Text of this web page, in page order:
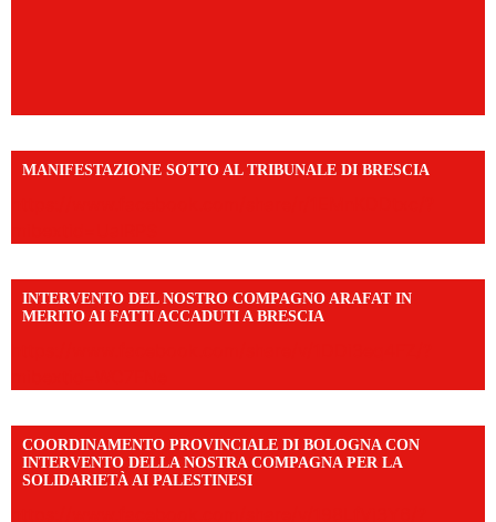
MANIFESTAZIONE SOTTO AL TRIBUNALE DI BRESCIA
INTERVENTO DEL NOSTRO COMPAGNO ARAFAT IN
MERITO AI FATTI ACCADUTI A BRESCIA
COORDINAMENTO PROVINCIALE DI BOLOGNA CON
INTERVENTO DELLA NOSTRA COMPAGNA PER LA
SOLIDARIETÀ AI PALESTINESI